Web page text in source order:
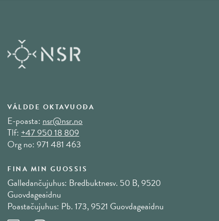
VÁLDDE OKTAVUOĐA
E-poasta: nsr@nsr.no
Tlf:+47 950 18 809
Org no: 971 481 463
FINA MIN GUOSSIS
Galledančujuhus: Bredbuktnesv. 50 B, 9520
Guovdageaidnu
Poastačujuhus: Pb. 173, 9521 Guovdageaidnu